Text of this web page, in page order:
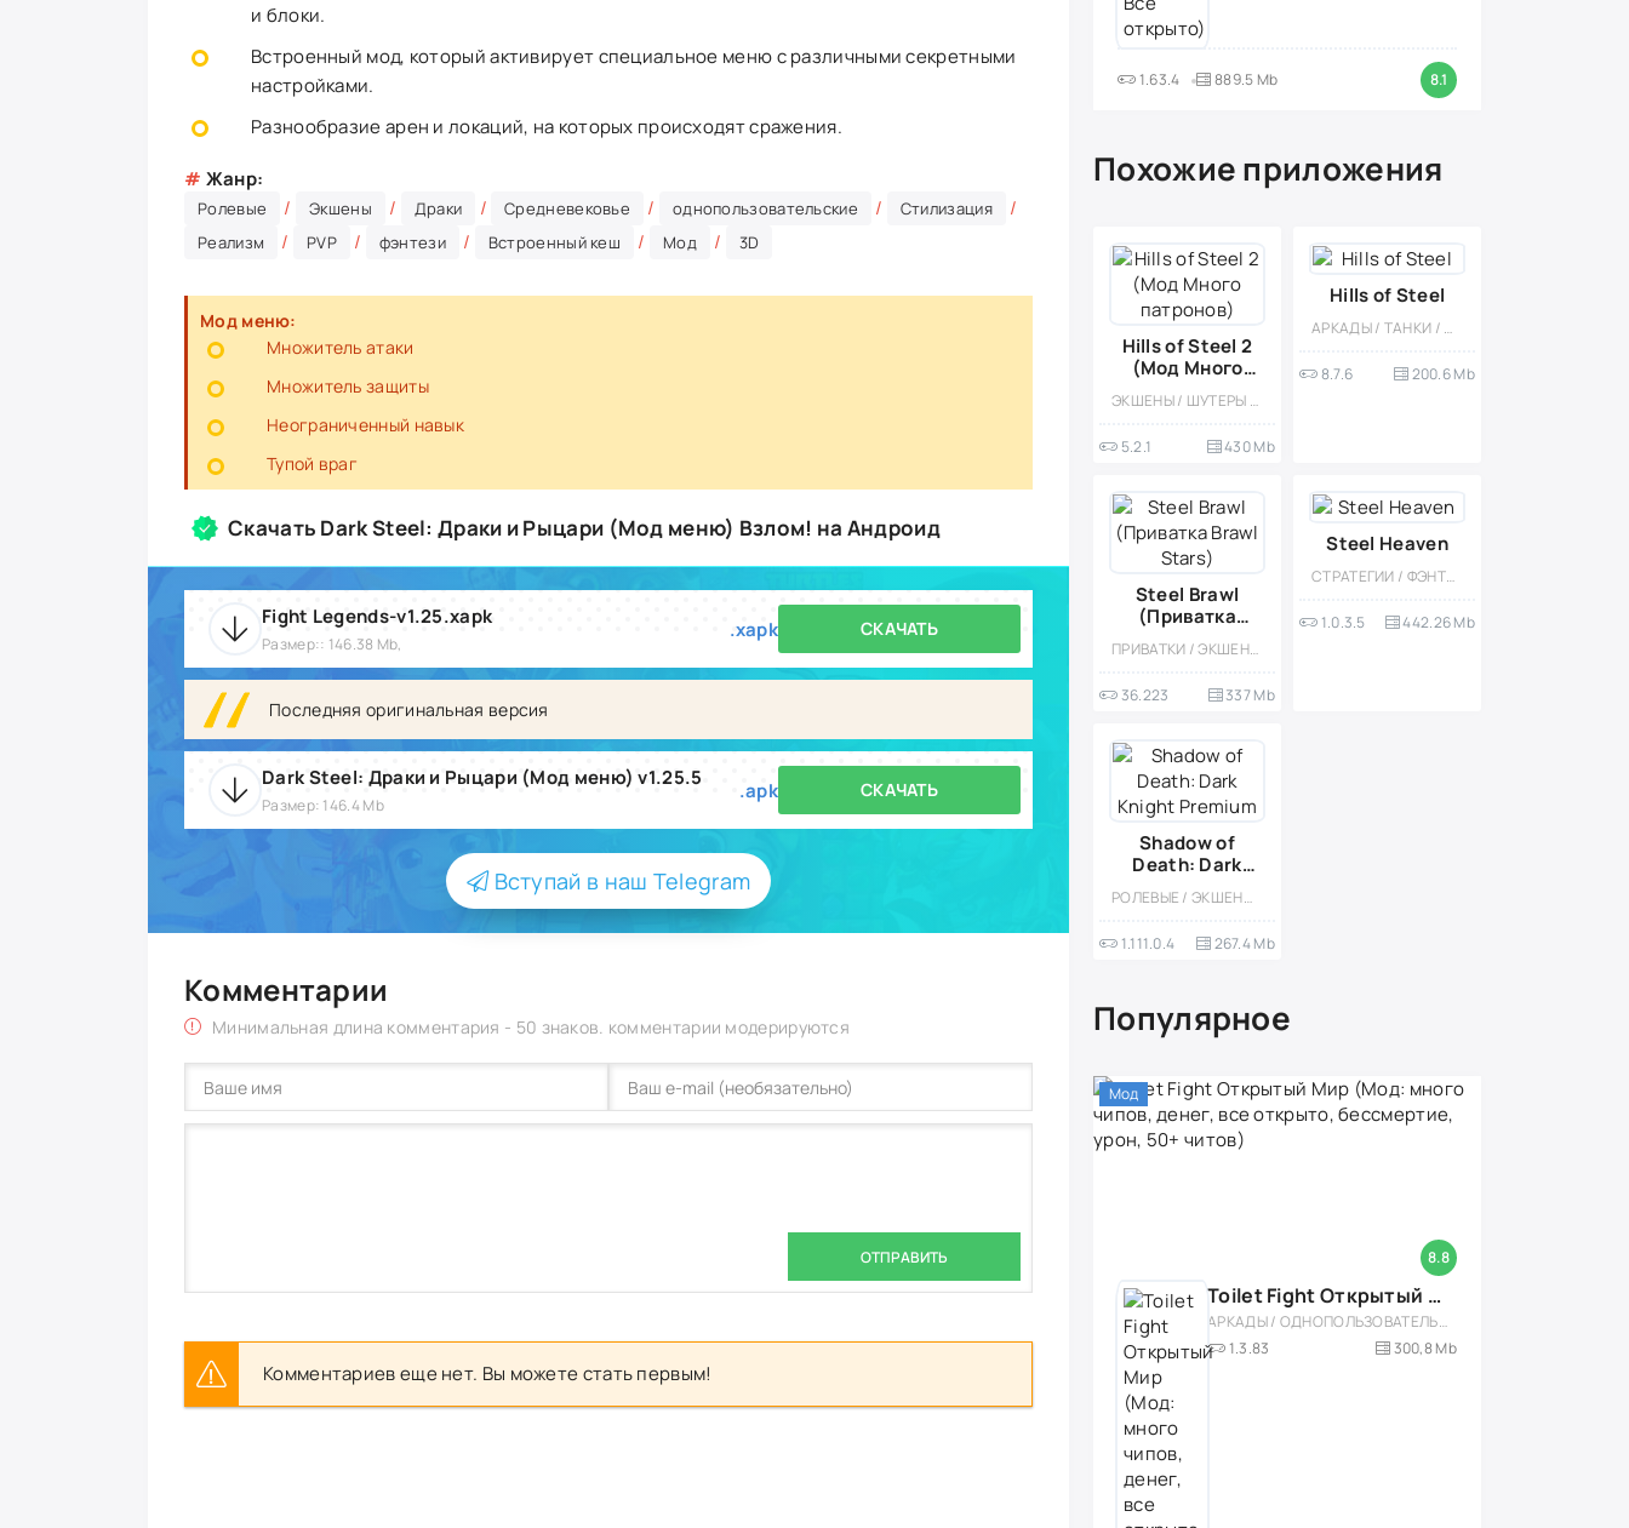
и блоки.
Встроенный мод, который активирует специальное меню с различными секретными
настройками.
Разнообразие арен и локаций, на которых происходят сражения.
# Жанр:
Ролевые / Экшены / Драки / Средневековье / однопользовательские / Стилизация /
Реализм / PVP / фэнтези / Встроенный кеш / Мод / 3D
Мод меню:
Множитель атаки
Множитель защиты
Неограниченный навык
Тупой враг
Скачать Dark Steel: Драки и Рыцари (Мод меню) Взлом! на Андроид
Fight Legends-v1.25.xapk
Размер:: 146.38 Mb,
.xapk СКАЧАТЬ
Последняя оригинальная версия
Dark Steel: Драки и Рыцари (Мод меню) v1.25.5
Размер: 146.4 Mb
.apk СКАЧАТЬ
Вступай в наш Telegram
Комментарии
Минимальная длина комментария - 50 знаков. комментарии модерируются
ОТПРАВИТЬ
Комментариев еще нет. Вы можете стать первым!
1.63.4 889.5 Mb 8.1
Похожие приложения
Hills of Steel 2
(Мод Много
патронов)
ЭКШЕНЫ / ШУТЕРЫ / ГОНОЧНЫЙ ШУТЕР / КАЗУАЛЬНЫЕ / МНОГОПОЛЬЗОВАТЕЛЬСКАЯ / СОРЕВНОВАТЕЛЬНАЯ / СТИЛИЗАЦИЯ / ВИД СБОКУ / КООПЕРАТИВ / ФИЗИКА / PVP / МОД
5.2.1 430 Mb
Hills of Steel
АРКАДЫ / ТАНКИ / ФИЗИКА / НАУЧНАЯ ФАНТАСТИКА / ВИД СБОКУ / ИНДИ / КАЗУАЛЬНЫЕ / ОДНОПОЛЬЗОВАТЕЛЬСКИЕ / ОФЛАЙН / PVP / МНОГОПОЛЬЗОВАТЕЛЬСКАЯ
8.7.6 200.6 Mb
Steel Brawl
(Приватка
Brawl Stars) ПРИВАТКИ / ЭКШЕНЫ / МНОГОПОЛЬЗОВАТЕЛЬСКАЯ / СТИЛИЗАЦИЯ
36.223 337 Mb
Steel Heaven
СТРАТЕГИИ / ФЭНТЕЗИ / РОЛЕВЫЕ / ВИД СВЕРХУ / ИЗОМЕТРИЯ / ОДНОПОЛЬЗОВАТЕЛЬСКИЕ / ОФЛАЙН
1.0.3.5 442.26 Mb
Shadow of
Death: Dark
Knight PremiumРОЛЕВЫЕ / ЭКШЕНЫ / КАЗУАЛЬНЫЕ / МНОГОПОЛЬЗОВАТЕЛЬСКАЯ / СОРЕВНОВАТЕЛЬНАЯ / ОДНОПОЛЬЗОВАТЕЛЬСКИЕ / СТИЛИЗАЦИЯ / ФЭНТЕЗИ / МАГИЯ / ОФЛАЙН / ВИД СБОКУ / МОД / СЛЭШЕР / ПЛАТНАЯ / КРОВЬ
1.111.0.4 267.4 Mb
Популярное
8.8
Мод
Toilet Fight Открытый Мир (Мод: много чипов, денег, все открыто, бессмертие, урон, 50+ читов)
АРКАДЫ / ОДНОПОЛЬЗОВАТЕЛЬСКИЕ / ОФЛАЙН / МОД / РОЛЕВЫЕ / ШУТЕРЫ / ОТКРЫТЫЙ МИР / ВСТРОЕННЫЙ КЕШ / 3D / ЭКШЕНЫ / ТУАЛЕТНЫЕ ВОЙНЫ / ДЛЯ ДЕТЕЙ
1.3.83
300,8 Mb